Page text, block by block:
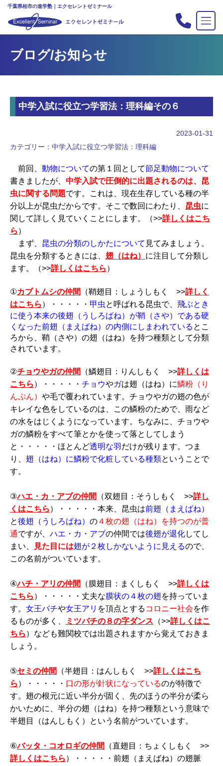
千葉県柏市の進学塾｜エクセレントゼミナール
塾の紹介
合格実績
入会案内
教室案内
私立中高リンク集
プライバシーポリシー
お問い合わせ
ブログ/お知らせ
中学入試に役立つ学習法：理科編その６
2023-01-31
カテゴリー： 中学入試に役立つ学習法：理科編
前回、 動物についての第１回として節足動物について
書きましたが、 中学入試で圧倒的に出題されるのは、昆
虫に関する問題です。これは、現在生存している種の半
分以上が昆虫だからです。そこで数回にわたり、 昆虫に
関して詳しく見ていくことにします。（>>詳しくはこち
ら ）
まず、 昆虫の分類のしかたについて 見てみましょう。
昆虫を分類するときには、 翅（はね） に注目して分類し
ます。（>>詳しくはこちら ）
①カブトムシの仲間 （鞘翅目：しょうしもく >>詳しく
はこちら ） ・・・・・ 甲虫 と呼ばれる昆虫で、 飛ぶとき
に使う本来の後翅（うしろばね）が鞘（さや）である硬
くなった前翅（まえばね）の内側にしまわれている とこ
ろから、鞘（さや）の翅（はね）を持つ種類として分類
されています。
②チョウやガの仲間 （鱗翅目：りんしもく >>詳しくは
こちら ）・・・・・ チョウやガは翅（はね）に鱗粉（り
んぷん） や毛で覆われています。チョウやガの翅の色が
キレイな色をしているのは、この鱗粉のためで、雨など
の水をはじくようになっています。ちなみに、チョウや
ガの鱗粉をすべて筆とかを使って落としてしまう
と・・・・・ほとんど透明な羽 だけが残ります。つま
り、 翅（はね）に鱗粉で化粧している種類ということで
す。
③ハエ・カ・アブの仲間 （双翅目：そうしもく >>詳し
くはこちら ）・・・・・本来、昆虫は前翅（まえばね）
と後翅（うしろばね） の４枚の翅（はね）を持つのが普
通ですが、 ハエ・カ・アブの仲間では後翅が退化してし
まい、
見た目には翅が２枚しかないように見えるので、
この名前がついています。
④ハチ・アリの仲間 （膜翅目：まくしもく >>詳しくは
こちら ）・・・・・丈夫な膜状の４枚の翅を持っていま
す。 女王バチや女王アリ を頂点とする コロニー社会を作
るものが多く、
ミツバチの８の字ダンス （>>詳しくはこ
ちら ）なども難関校では出題されますから覚えておきま
しょう。
⑤セミの仲間 （半翅目：はんしもく >>詳しくはこち
ら ）・・・・・ 口の形が針状になっているのが特徴で
す。翅の根元に近い半分が固く、先のほうの半分が柔ら
かいために、半分の翅（はね）を持つ種類という意味で
半翅目（はんしもく）という名前がついています。
⑥バッタ・コオロギの仲間
（直翅目：ちょくしもく >>
詳しくはこちら ）・・・・・前翅（まえばね）の翅脈